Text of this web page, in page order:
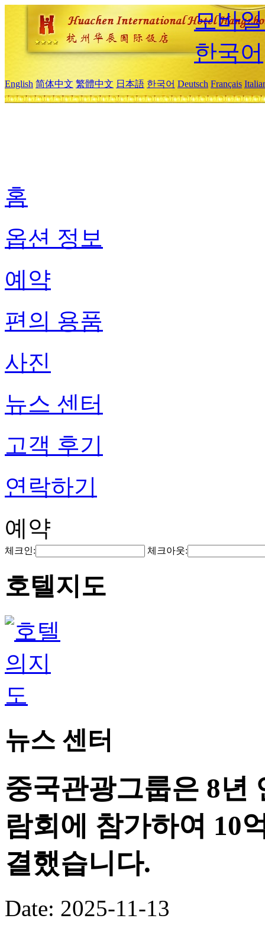
모바
한국어
English 简体中文 繁體中文 日本語 한국어 Deutsch Français
홈
옵션 정보
예약
편의 용품
사진
뉴스 센터
고객 후기
연락하기
예약
체크인: 체크아웃:
호텔지도
뉴스 센터
중국관광그룹은 8년
람회에 참가하여 10
결했습니다.
Date: 2025-11-13